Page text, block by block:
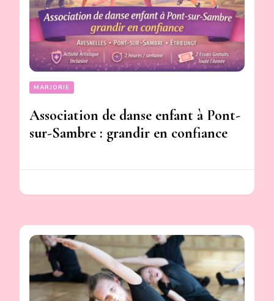
MARJORIE
Association de danse enfant à Pont-
sur-Sambre : grandir en confiance